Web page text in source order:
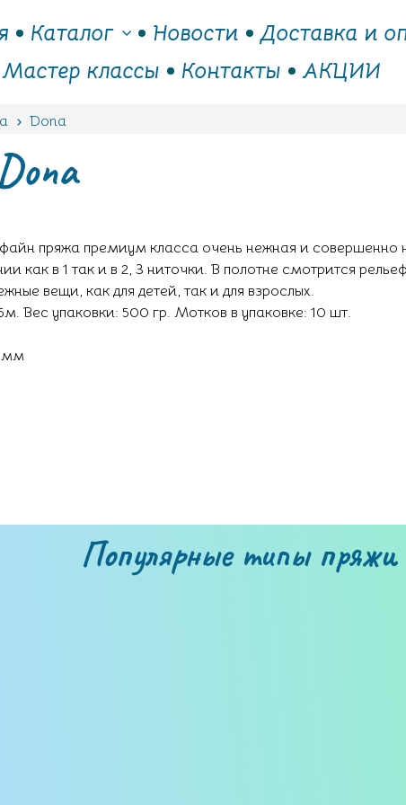
Каталог Новости
Доставка и
Мастер классы
Контакты АКЦИИ
Dona
пряжа премиум класса очень нежная и совершенно
как в 1 так и в 2, 3 ниточки. В полотне смотрится
вещи, как для детей, так и для взрослых.
Вес упаковки: 500 гр. Мотков в упаковке: 10 шт.
мм
Популярные типы пряжи